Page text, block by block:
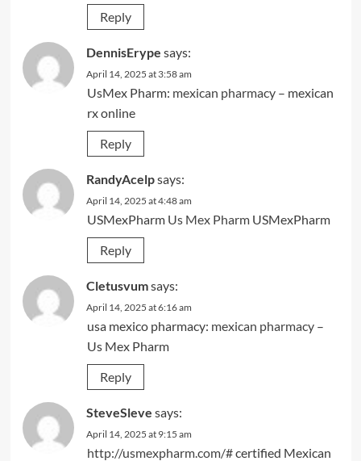
Reply
DennisErype says:
April 14, 2025 at 3:58 am
UsMex Pharm: mexican pharmacy– mexican
rx online
Reply
RandyAcelpsays:
April 14, 2025 at 4:48 am
USMexPharm Us Mex PharmUSMexPharm
Reply
Cletusvumsays:
April 14, 2025 at 6:16 am
usa mexico pharmacy: mexican pharmacy–
Us Mex Pharm
Reply
SteveSleve says:
April 14, 2025 at 9:15 am
http://usmexpharm.com/#certified Mexican